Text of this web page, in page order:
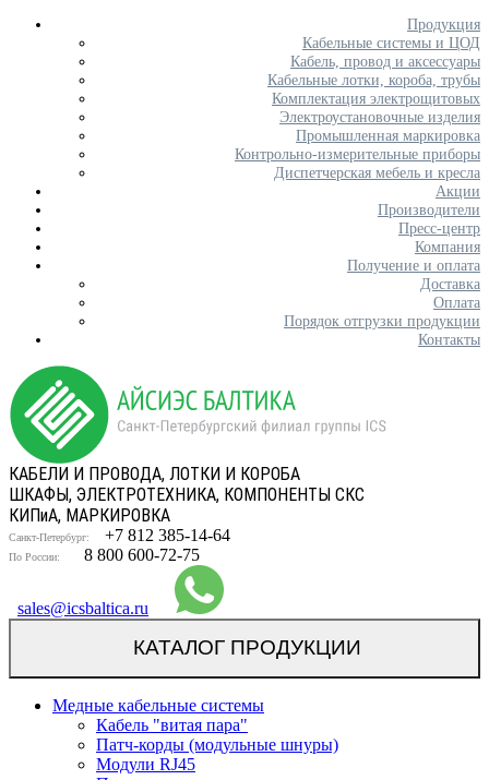
Продукция
Кабельные системы и ЦОД
Кабель, провод и аксессуары
Кабельные лотки, короба, трубы
Комплектация электрощитовых
Электроустановочные изделия
Промышленная маркировка
Контрольно-измерительные приборы
Диспетчерская мебель и кресла
Акции
Производители
Пресс-центр
Компания
Получение и оплата
Доставка
Оплата
Порядок отгрузки продукции
Контакты
КАБЕЛИ И ПРОВОДА, ЛОТКИ И КОРОБА
ШКАФЫ, ЭЛЕКТРОТЕХНИКА, КОМПОНЕНТЫ СКС
КИПиА, МАРКИРОВКА
Санкт-Петербург: +7 812 385-14-64
По России: 8 800 600-72-75
sales@icsbaltica.ru
КАТАЛОГ ПРОДУКЦИИ
Медные кабельные системы
Кабель "витая пара"
Патч-корды (модульные шнуры)
Модули RJ45